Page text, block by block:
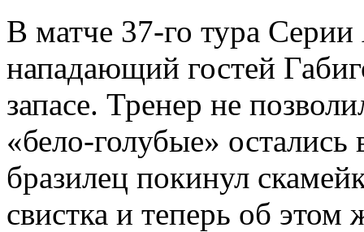
В матче 37-го тура
нападающий гостей
запасе. Тренер не
«бело-голубые»
бразилец покинул
свистка и теперь об этом